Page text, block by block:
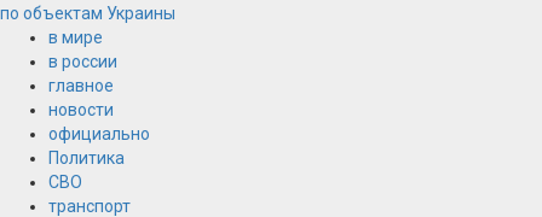
по объектам Украины
в мире
в россии
главное
новости
официально
Политика
СВО
транспорт